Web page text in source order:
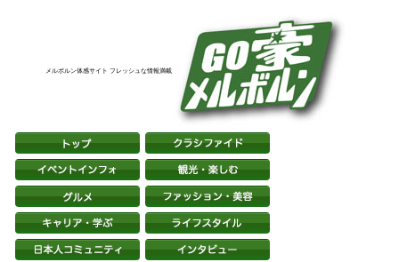
メルボルン体感サイト フレッシュな情報満載